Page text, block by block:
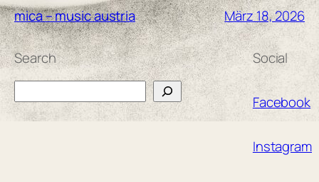
mica – music austria März 18, 2026
Search
Search
Social
Facebook
Instagram